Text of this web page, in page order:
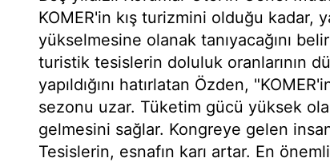
KOMER'in kış turizmini olduğu kadar,
yükselmesine olanak tanıyacağını
turistik tesislerin doluluk oranlarının
yapıldığını hatırlatan Özden,
sezonu uzar. Tüketim gücü yüksek
gelmesini sağlar. Kongreye gelen
Tesislerin, esnafın karı artar. En